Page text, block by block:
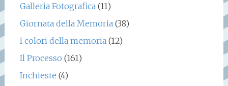
Galleria Fotografica (11)
Giornata della Memoria (38)
I colori della memoria (12)
Il Processo (161)
Inchieste (4)